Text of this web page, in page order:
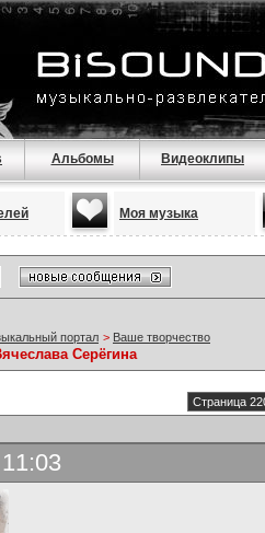
Альбомы Видеоклипы
Моя музыка
портал > Ваше творчество
Серёгина
Страница